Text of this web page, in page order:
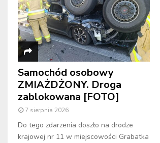
Samochód osobowy
ZMIAŻDŻONY. Droga
zablokowana [FOTO]
7 sierpnia 2026
Do tego zdarzenia doszło na drodze
krajowej nr 11 w miejscowości Grabatka